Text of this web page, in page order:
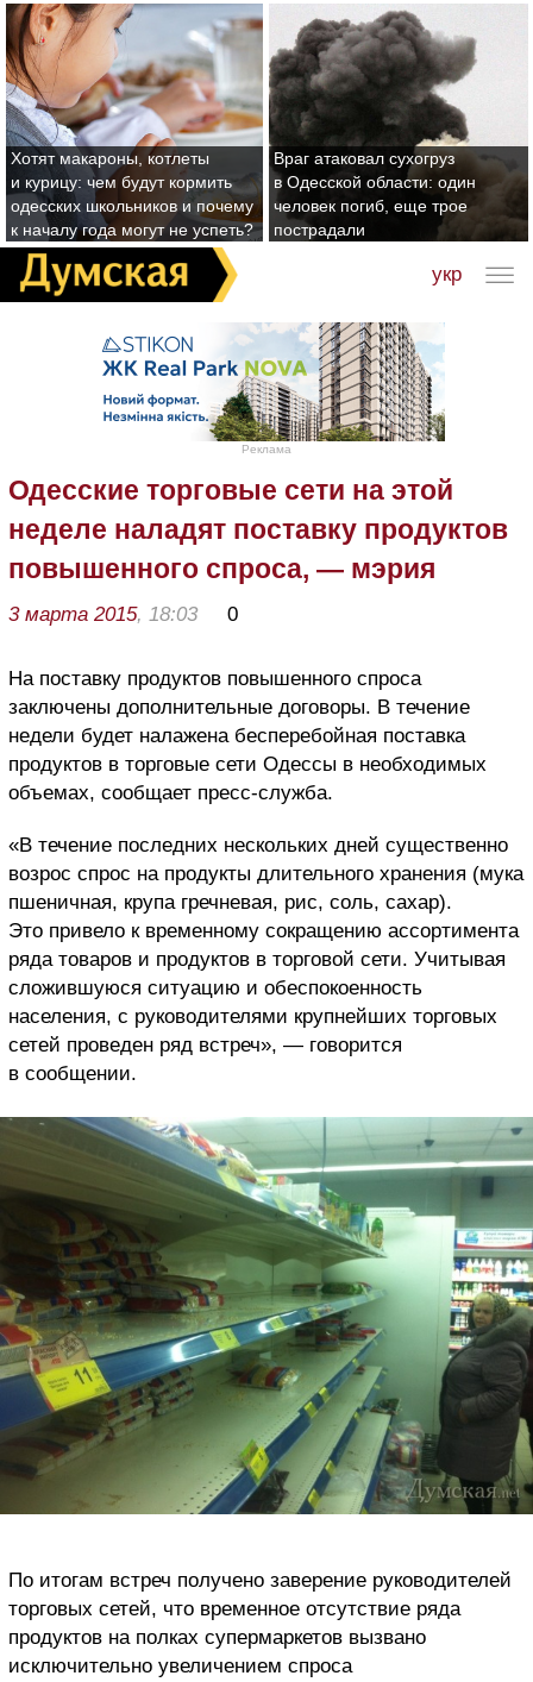
Хотят макароны, котлеты
и курицу: чем будут кормить
одесских школьников и почему
к началу года могут не успеть?
Враг атаковал сухогруз
в Одесской области: один
человек погиб, еще трое
пострадали
укр
Реклама
Одесские торговые сети на этой
неделе наладят поставку продуктов
повышенного спроса, — мэрия
3 марта 2015, 18:03 0
На поставку продуктов повышенного спроса
заключены дополнительные договоры. В течение
недели будет налажена бесперебойная поставка
продуктов в торговые сети Одессы в необходимых
объемах, сообщает пресс-служба.
«В течение последних нескольких дней существенно
возрос спрос на продукты длительного хранения (мука
пшеничная, крупа гречневая, рис, соль, сахар).
Это привело к временному сокращению ассортимента
ряда товаров и продуктов в торговой сети. Учитывая
сложившуюся ситуацию и обеспокоенность
населения, с руководителями крупнейших торговых
сетей проведен ряд встреч», — говорится
в сообщении.
По итогам встреч получено заверение руководителей
торговых сетей, что временное отсутствие ряда
продуктов на полках супермаркетов вызвано
исключительно увеличением спроса